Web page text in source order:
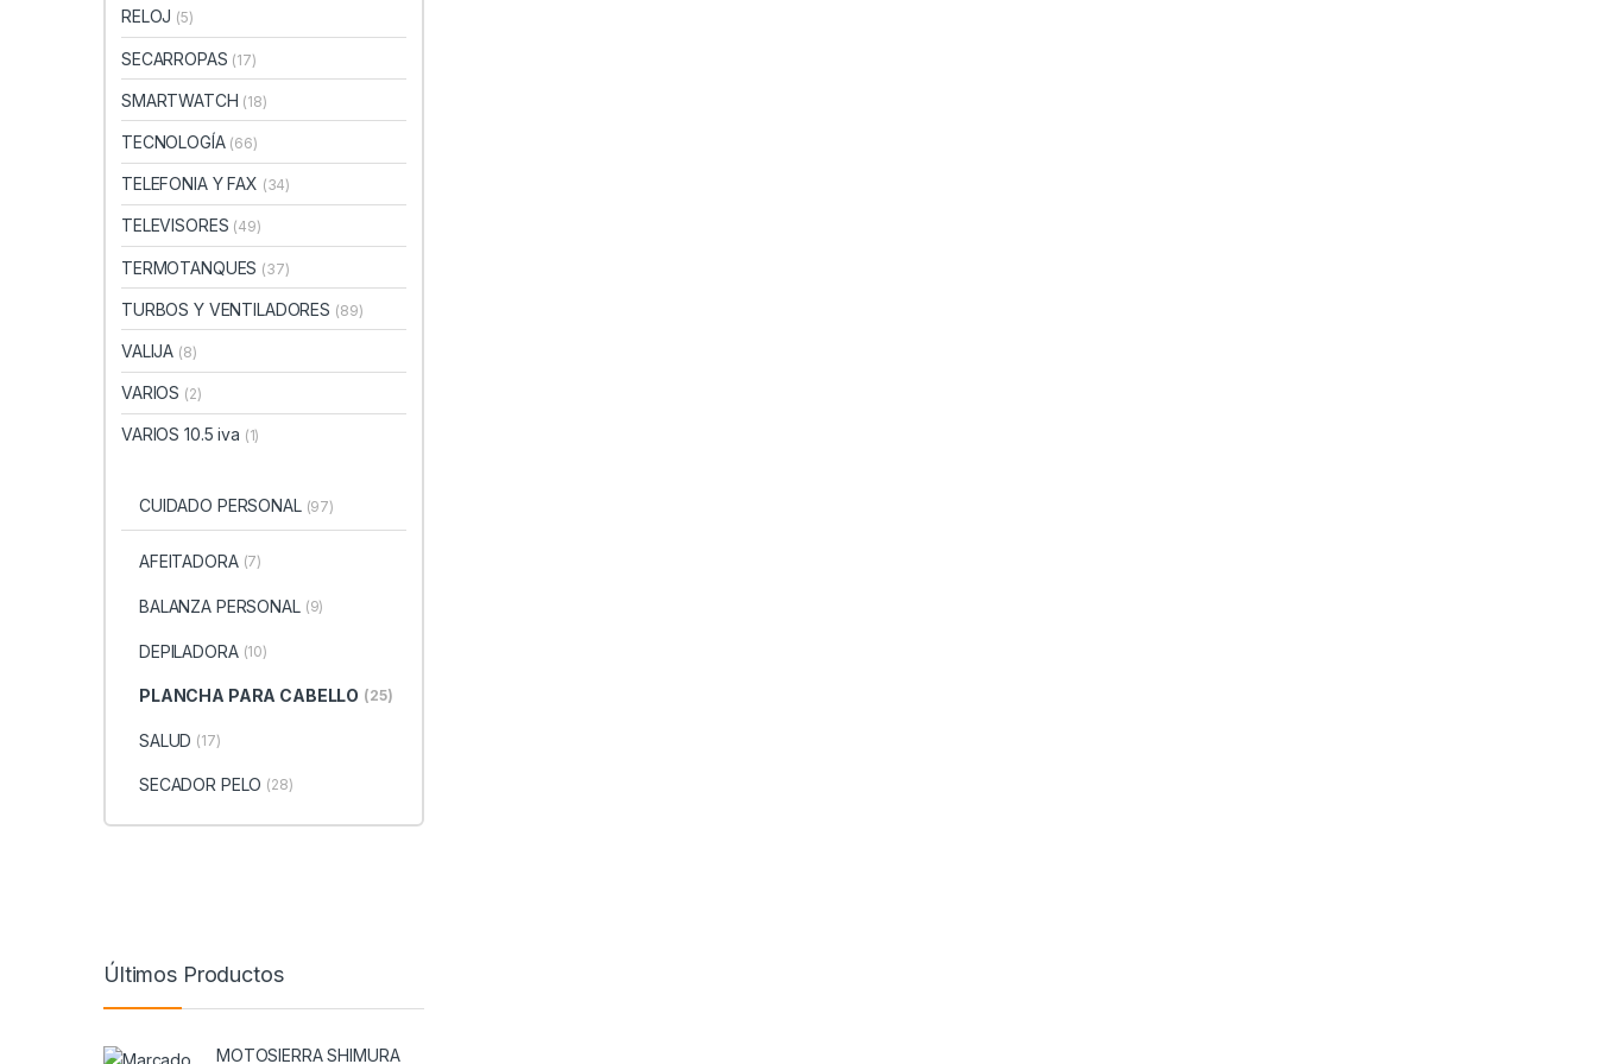
RELOJ (5)
SECARROPAS (17)
SMARTWATCH (18)
TECNOLOGÍA (66)
TELEFONIA Y FAX (34)
TELEVISORES (49)
TERMOTANQUES (37)
TURBOS Y VENTILADORES (89)
VALIJA (8)
VARIOS (2)
VARIOS 10.5 iva (1)
CUIDADO PERSONAL (97)
AFEITADORA (7)
BALANZA PERSONAL (9)
DEPILADORA (10)
PLANCHA PARA CABELLO (25)
SALUD (17)
SECADOR PELO (28)
Últimos Productos
MOTOSIERRA SHIMURA